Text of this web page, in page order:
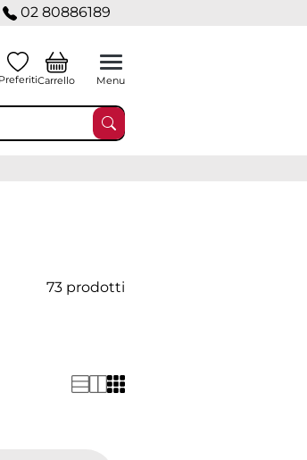
02 80886189
PreferitiCarrello Menu
73 prodotti